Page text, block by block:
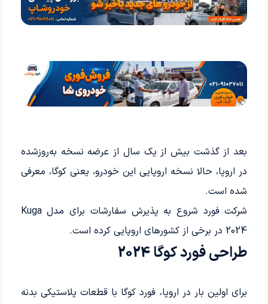
بعد از گذشت بیش از یک سال از عرضه نسخه به‌روزشده
در اروپا، حالا نسخه اروپایی این خودرو، یعنی کوگا، معرفی
شده است.
شرکت فورد شروع به پذیرش سفارشات برای مدل Kuga
2024 در برخی از کشورهای اروپایی کرده است.
طراحی فورد کوگا 2024
برای اولین بار در اروپا، فورد کوگا با قطعات پلاستیکی بدنه